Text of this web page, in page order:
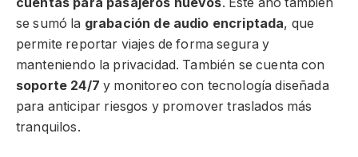
cuentas para pasajeros nuevos. Este año también
se sumó la grabación de audio encriptada, que
permite reportar viajes de forma segura y
manteniendo la privacidad. También se cuenta con
soporte 24/7 y monitoreo con tecnología diseñada
para anticipar riesgos y promover traslados más
tranquilos.